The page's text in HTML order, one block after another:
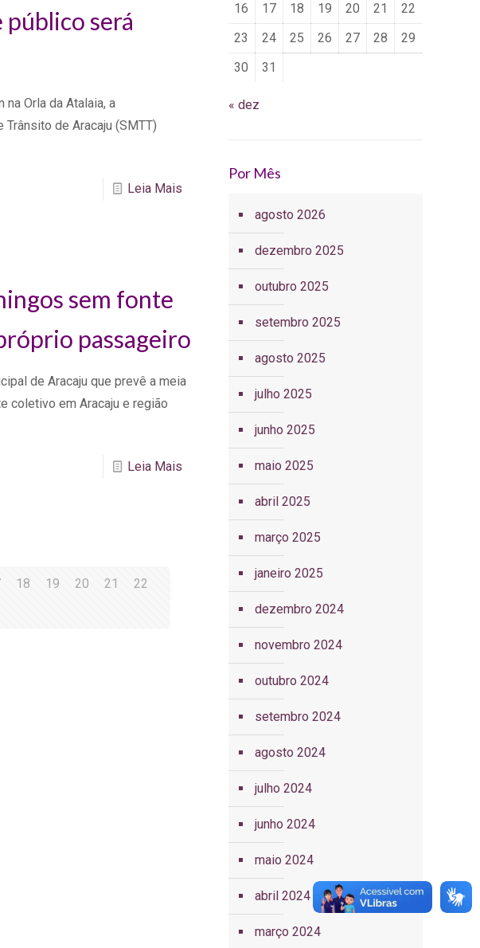
será
Orla da Atalaia, a
de Aracaju (SMTT)
Leia Mais
sem fonte
passageiro
de Aracaju que prevê a meia
coletivo em Aracaju e região
Leia Mais
18 19 20 21
22
16
17 18 19 20 21
22
23
24 25 26 27 28
29
30
31
« dez
Por Mês
agosto 2026
dezembro 2025
outubro 2025
setembro 2025
agosto 2025
julho 2025
junho 2025
maio 2025
abril 2025
março 2025
janeiro 2025
dezembro 2024
novembro 2024
outubro 2024
setembro 2024
agosto 2024
julho 2024
junho 2024
maio 2024
abril 2024
março 2024